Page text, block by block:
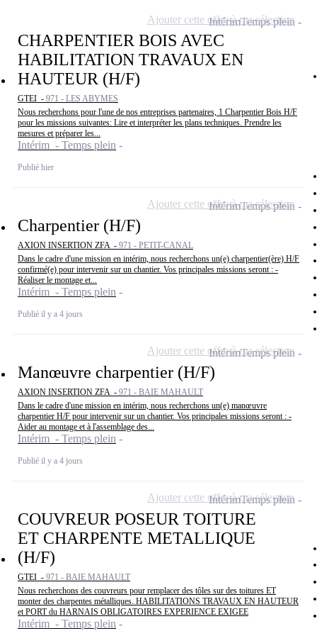
CHARPENTIER BOIS AVEC
HABILITATION TRAVAUX EN
HAUTEUR (H/F)
GTEI - 971 - LES ABYMES
Nous recherchons pour l'une de nos entreprises partenaires, 1 Charpentier Bois H/F
pour les missions suivantes: Lire et interpréter les plans techniques. Prendre les
mesures et préparer les...
Intérim - Temps plein
Publié hier
IntérimTemps plein
Ajouter cette offre à ma sélection
Charpentier (H/F)
AXION INSERTION ZFA - 971 - PETIT-CANAL
Dans le cadre d'une mission en intérim, nous recherchons un(e) charpentier(ère) H/F
confirmé(e) pour intervenir sur un chantier. Vos principales missions seront : -
Réaliser le montage et...
Intérim - Temps plein
Publié il y a 4 jours
IntérimTemps plein
Ajouter cette offre à ma sélection
Manœuvre charpentier (H/F)
AXION INSERTION ZFA - 971 - BAIE MAHAULT
Dans le cadre d'une mission en intérim, nous recherchons un(e) manœuvre
charpentier H/F pour intervenir sur un chantier. Vos principales missions seront : -
Aider au montage et à l'assemblage des...
Intérim - Temps plein
Publié il y a 4 jours
IntérimTemps plein
Ajouter cette offre à ma sélection
COUVREUR POSEUR TOITURE
ET CHARPENTE METALLIQUE
(H/F)
GTEI - 971 - BAIE MAHAULT
Nous recherchons des couvreurs pour remplacer des tôles sur des toitures ET
monter des charpentes métalliques. HABILITATIONS TRAVAUX EN HAUTEUR
et PORT du HARNAIS OBLIGATOIRES EXPERIENCE EXIGEE
Intérim - Temps plein
IntérimTemps plein
Ajouter cette offre à ma sélection